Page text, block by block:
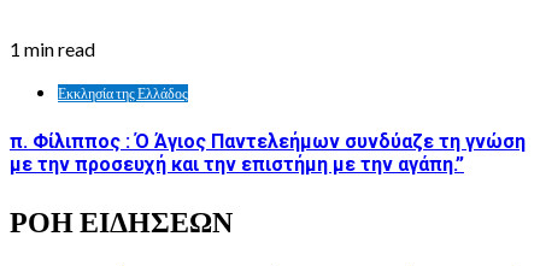
1 min read
Εκκλησία της Ελλάδος
π. Φίλιππος : Ό Άγιος Παντελεήμων συνδύαζε τη γνώση
με την προσευχή και την επιστήμη με την αγάπη.”
ΡΟΗ ΕΙΔΗΣΕΩΝ